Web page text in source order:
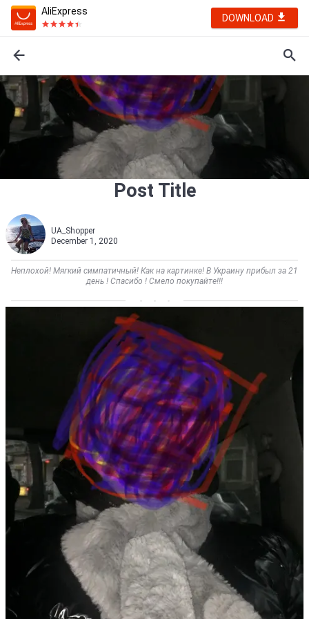
AliExpress
DOWNLOAD
Post Title
UA_Shopper
December 1, 2020
Неплохой! Мягкий симпатичный! Как на картинке! В Украину прибыл за 21
день ! Спасибо ! Смело покупайте!!!